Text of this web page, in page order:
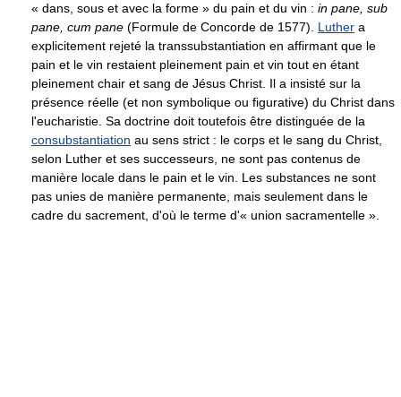
« dans, sous et avec la forme » du pain et du vin : in pane, sub
pane, cum pane (Formule de Concorde de 1577). Luther a
explicitement rejeté la transsubstantiation en affirmant que le
pain et le vin restaient pleinement pain et vin tout en étant
pleinement chair et sang de Jésus Christ. Il a insisté sur la
présence réelle (et non symbolique ou figurative) du Christ dans
l'eucharistie. Sa doctrine doit toutefois être distinguée de la
consubstantiation au sens strict : le corps et le sang du Christ,
selon Luther et ses successeurs, ne sont pas contenus de
manière locale dans le pain et le vin. Les substances ne sont
pas unies de manière permanente, mais seulement dans le
cadre du sacrement, d'où le terme d'« union sacramentelle ».